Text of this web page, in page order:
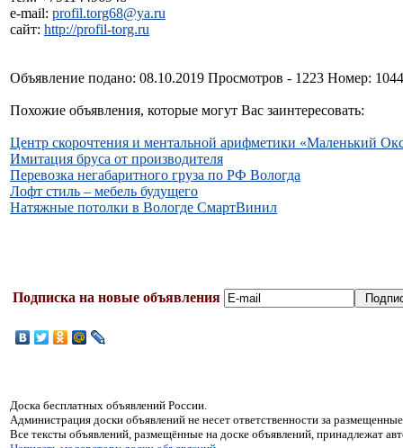
e-mail: profil.torg68@ya.ru
сайт: http://profil-torg.ru
Объявление подано: 08.10.2019 Просмотров - 1223 Номер:
Похожие объявления, которые могут Вас заинтересовать:
Центр скорочтения и ментальной арифметики «Маленький
Имитация бруса от производителя
Перевозка негабаритного груза по РФ Вологда
Лофт стиль – мебель будущего
Натяжные потолки в Вологде СмартВинил
Подписка на новые объявления
Доска бесплатных объявлений России.
Администрация доски объявлений не несет ответственности за
Все тексты объявлений, размещённые на доске объявлений, принадлежат